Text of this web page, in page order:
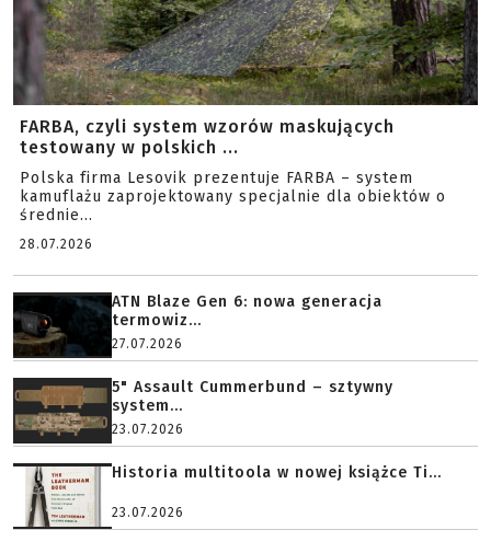
FARBA, czyli system wzorów maskujących
testowany w polskich ...
Polska firma Lesovik prezentuje FARBA – system
kamuflażu zaprojektowany specjalnie dla obiektów o
średnie...
28.07.2026
ATN Blaze Gen 6: nowa generacja
termowiz...
27.07.2026
5" Assault Cummerbund – sztywny
system...
23.07.2026
Historia multitoola w nowej książce Ti...
23.07.2026